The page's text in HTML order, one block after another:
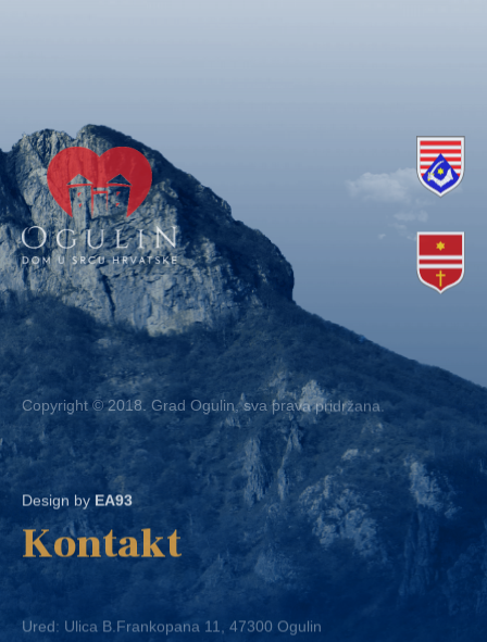
Copyright © 2018. Grad Ogulin, sva prava pridržana.
Design by EA93
Kontakt
Telefon:+ 385 47 522 612